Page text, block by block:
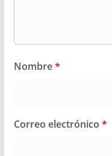
Nombre*
Correo electrónico *